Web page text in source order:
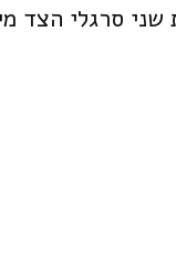
סרגלי הצד